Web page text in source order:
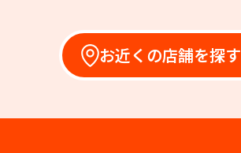
お近くの店舗を探す